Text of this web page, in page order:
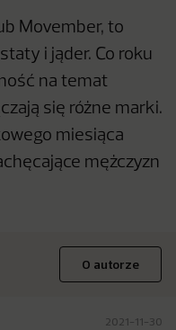
Movember, to
i jąder. Co roku
na temat
się różne marki.
miesiąca
mężczyzn
O autorze
2021-11-30